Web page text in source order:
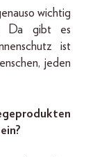
wichtig
Da gibt es
ist
jeden